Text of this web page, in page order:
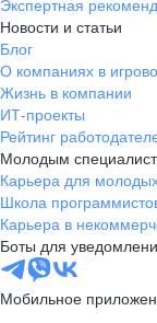
Экспертная
Новости и статьи
Блог
О компаниях в
Жизнь в компании
ИТ-проекты
Рейтинг
Молодым
Карьера для
Школа
Карьера в
Боты для
Мобильное